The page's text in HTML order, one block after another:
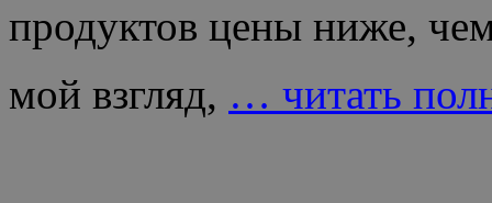
продуктов цены ниже,
мой взгляд, … читать